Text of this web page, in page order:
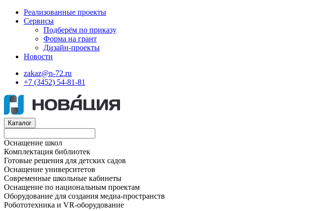
Реализованные проекты
Сервисы
Подберём по приказу
Форма на грант
Дизайн-проекты
Новости
zakaz@n-72.ru
+7 (3452) 54-81-81
Каталог
Оснащение школ
Комплектация библиотек
Готовые решения для детских садов
Оснащение университетов
Современные школьные кабинеты
Оснащение по национальным проектам
Оборудование для создания медиа-пространств
Робототехника и VR-оборудование